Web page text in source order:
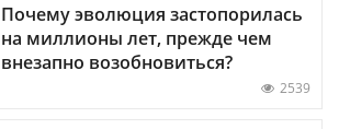
Почему эволюция застопорилась
на миллионы лет, прежде чем
внезапно возобновиться?
2539